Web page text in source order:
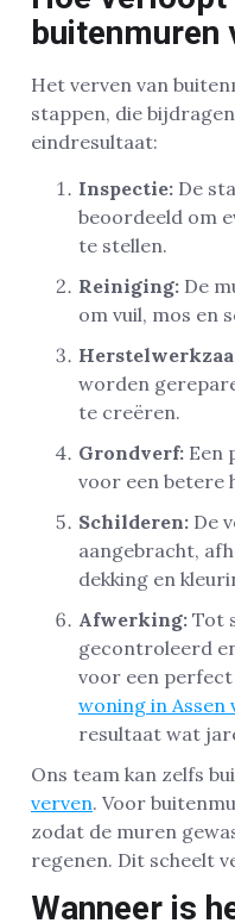
buitenmuren
Het verven van
stappen, die
eindresultaat:
Inspectie: De
beoordeeld om
te stellen.
Reiniging: De
om vuil, mos en
worden
te creëren.
Grondverf: Een
voor een betere
Schilderen: De
aangebracht,
dekking en
Afwerking: Tot
gecontroleerd
voor een
woning in Assen
resultaat wat
Ons team kan zelfs
verven. Voor
zodat de muren
regenen. Dit scheelt
Wanneer is